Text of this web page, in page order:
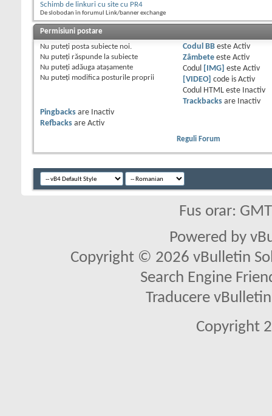
Schimb de linkuri cu site cu PR4
De slobodan în forumul Link/banner exchange
Permisiuni postare
Nu puteţi posta subiecte noi.
Nu puteţi răspunde la subiecte
Nu puteţi adăuga ataşamente
Nu puteţi modifica posturile proprii
Codul BBeste Activ
Zâmbeteeste Activ
Codul
[IMG] este Activ
[VIDEO]
code is Activ
Codul HTML este
Inactiv
Trackbacksare
Inactiv
Pingbacks are
Inactiv
Refbacks are Activ
Reguli Forum
Fus orar:
Powered by
Copyright © 2026 vBulletin
Search Engine
Traducere
Copyright